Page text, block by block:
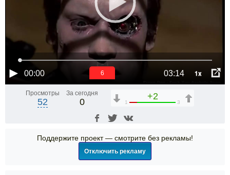
00:00 03:14 1x
6
Просмотры
52
За сегодня
0
+2
1 3
Поддержите проект — смотрите без рекламы!
Отключить рекламу